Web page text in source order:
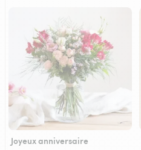
Joyeux anniversaire